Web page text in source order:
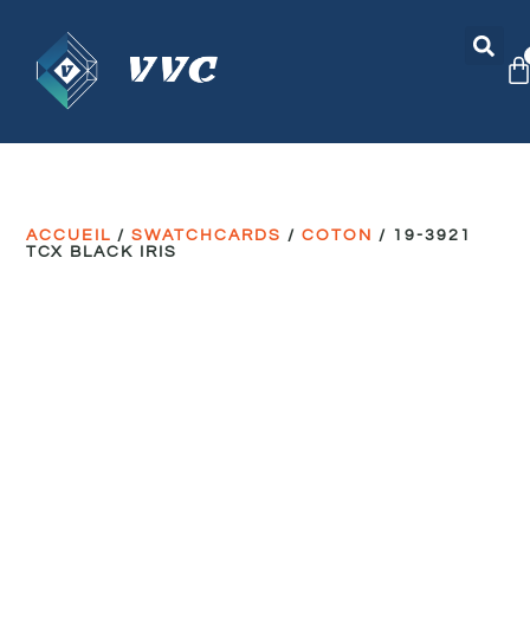
ACCUEIL /SWATCHCARDS /COTON / 19-3921
TCX BLACK IRIS